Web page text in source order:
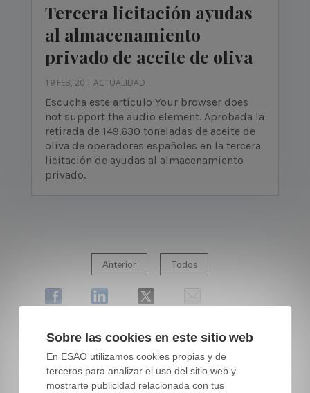
Tercera licitación ayudas
al almacenamiento
privado de aceite de oliva
19 FEB, 20| ACTUALIDAD
Escucha este artículo Your browser does
not support the audio element. Aprobada la
retirada de 149.630 toneladas de aceite de
oliva de operadores españoles en la tercera
licitación de ayudas al almacenamiento
privado.
Anterior Todos
Sobre las cookies en este sitio web
En ESAO utilizamos cookies propias y de
terceros para analizar el uso del sitio web y
mostrarte publicidad relacionada con tus